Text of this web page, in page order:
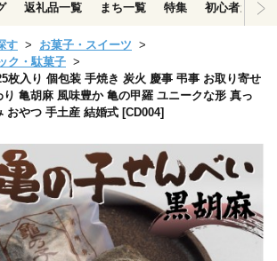
返礼品一覧 まち一覧 特集 初心者ガイド
す
お菓子・スイーツ
ク・駄菓子
枚入り 個包装 手焼き 炭火 慶事 弔事 お取り寄せ
亀胡麻 風味豊か 亀の甲羅 ユニークな形 真っ
おやつ 手土産 結婚式 [CD004]